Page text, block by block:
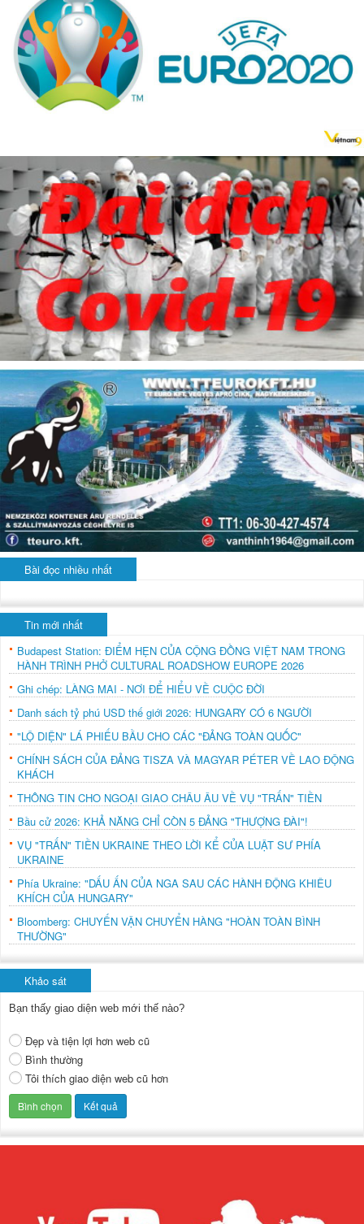
Bài đọc nhiều nhất
Tin mới nhất
Budapest Station: ĐIỂM HẸN CỦA CỘNG ĐỒNG VIỆT NAM TRONG
HÀNH TRÌNH PHỞ CULTURAL ROADSHOW EUROPE 2026
Ghi chép: LÀNG MAI - NƠI ĐỂ HIỂU VỀ CUỘC ĐỜI
Danh sách tỷ phú USD thế giới 2026: HUNGARY CÓ 6 NGƯỜI
"LỘ DIỆN" LÁ PHIẾU BẦU CHO CÁC "ĐẢNG TOÀN QUỐC"
CHÍNH SÁCH CỦA ĐẢNG TISZA VÀ MAGYAR PÉTER VỀ LAO ĐỘNG
KHÁCH
THÔNG TIN CHO NGOẠI GIAO CHÂU ÂU VỀ VỤ "TRẤN" TIỀN
Bầu cử 2026: KHẢ NĂNG CHỈ CÒN 5 ĐẢNG "THƯỢNG ĐÀI"!
VỤ "TRẤN" TIỀN UKRAINE THEO LỜI KỂ CỦA LUẬT SƯ PHÍA
UKRAINE
Phía Ukraine: "DẤU ẤN CỦA NGA SAU CÁC HÀNH ĐỘNG KHIÊU
KHÍCH CỦA HUNGARY"
Bloomberg: CHUYẾN VẬN CHUYỂN HÀNG "HOÀN TOÀN BÌNH
THƯỜNG"
Khảo sát
Bạn thấy giao diện web mới thế nào?
Đẹp và tiện lợi hơn web cũ
Bình thường
Tôi thích giao diện web cũ hơn